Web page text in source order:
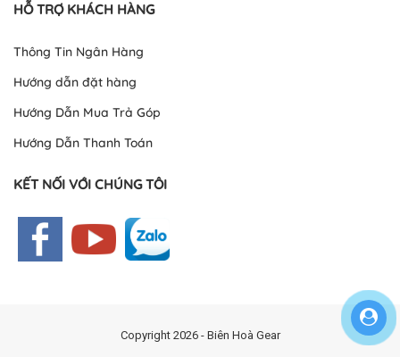
HỖ TRỢ KHÁCH HÀNG
Thông Tin Ngân Hàng
Hướng dẫn đặt hàng
Hướng Dẫn Mua Trả Góp
Hướng Dẫn Thanh Toán
KẾT NỐI VỚI CHÚNG TÔI
Copyright 2026 - Biên Hoà Gear